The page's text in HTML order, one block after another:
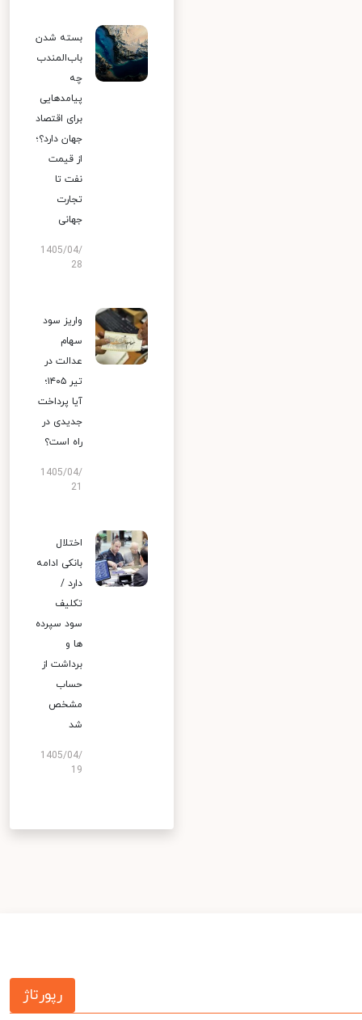
بسته شدن
باب‌المندب
چه
پیامدهایی
برای اقتصاد
جهان دارد؟؛
از قیمت
نفت تا
تجارت
جهانی
1405/04/
28
واریز سود
سهام
عدالت در
تیر ۱۴۰۵؛
آیا پرداخت
جدیدی در
راه است؟
1405/04/
اختلال
بانکی ادامه
دارد /
تکلیف
سود سپرده
ها و
برداشت از
حساب
مشخص
شد
1405/04/
19
رپورتاژ